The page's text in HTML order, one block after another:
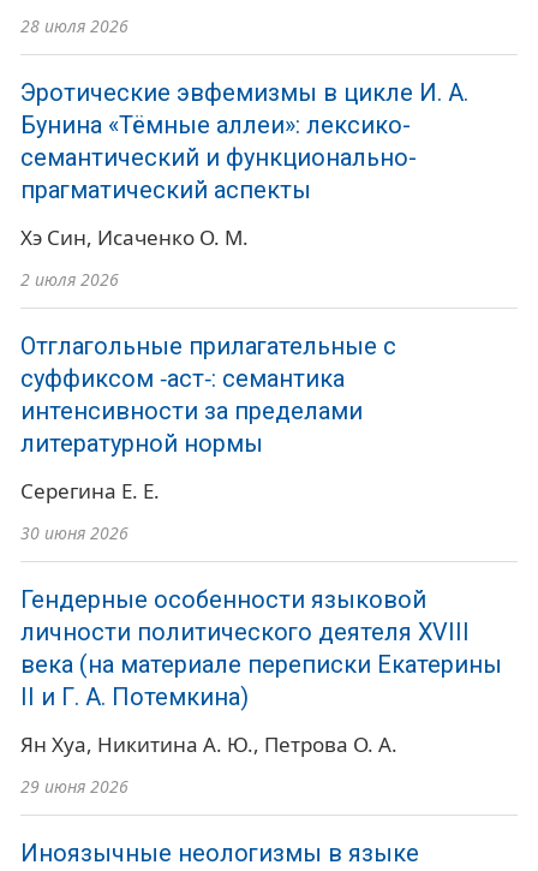
28 июля 2026
Эротические эвфемизмы в цикле И. А.
Бунина «Тёмные аллеи»: лексико-
семантический и функционально-
прагматический аспекты
Хэ Син Исаченко О. М.
2 июля 2026
Отглагольные прилагательные с
суффиксом ‑аст‑: семантика
интенсивности за пределами
литературной нормы
Серегина Е. Е.
30 июня 2026
Гендерные особенности языковой
личности политического деятеля XVIII
века (на материале переписки Екатерины
II и Г. А. Потемкина)
Ян Хуа Никитина А. Ю. Петрова О. А.
29 июня 2026
Иноязычные неологизмы в языке